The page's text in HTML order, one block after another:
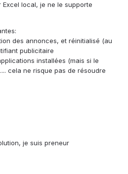
local, je ne le supporte
des annonces, et réinitialisé (au
publicitaire
installées (mais si le
cela ne risque pas de résoudre
je suis preneur